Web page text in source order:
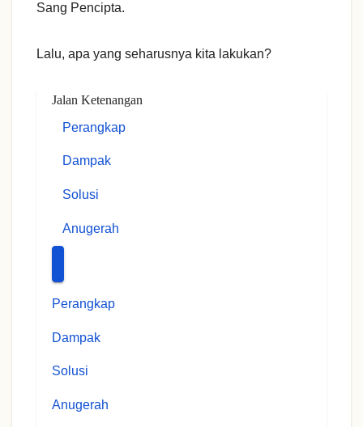
Sang Pencipta.
Lalu, apa yang seharusnya kita lakukan?
Jalan Ketenangan
Perangkap
Dampak
Solusi
Anugerah
Perangkap
Dampak
Solusi
Anugerah